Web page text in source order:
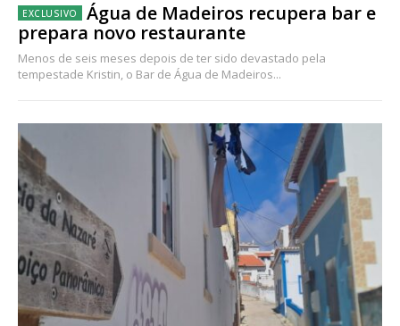
Água de Madeiros recupera bar e
prepara novo restaurante
Menos de seis meses depois de ter sido devastado pela
tempestade Kristin, o Bar de Água de Madeiros...